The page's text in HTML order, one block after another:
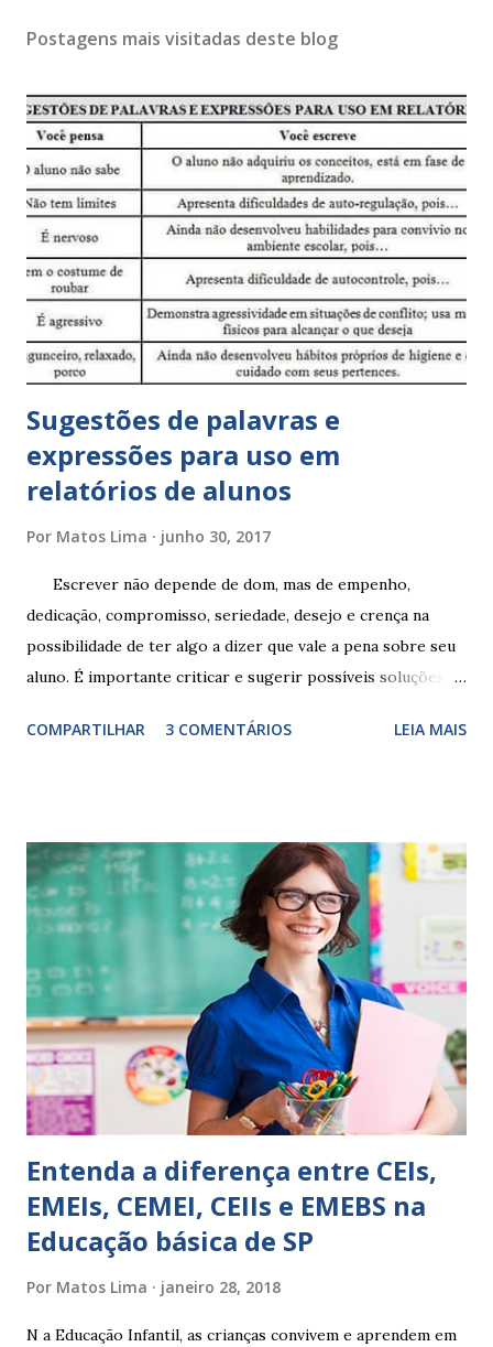
Postagens mais visitadas deste blog
Sugestões de palavras e
expressões para uso em
relatórios de alunos
Por Matos Lima junho 30, 2017
Escrever não depende de dom, mas de empenho,
dedicação, compromisso, seriedade, desejo e crença na
possibilidade de ter algo a dizer que vale a pena sobre seu
aluno. É importante criticar e sugerir possíveis soluções.
exercitação. E encontrar a melhor maneira de expressar o
sempre as intervenções feitas para ações apresentadas,
isso ressalta trabalho. SUGESTÕES DE PALAVRAS E
EXPRESSÕES PARA USO EM RELATÓRIOS Você pensa Você
escreve O aluno não sabe O aluno não adquiriu os
conceitos, está em fase de aprendizado. Não tem limites
Apresenta dificuldades de auto-regulação, pois… É nervoso
Ainda não desenvolveu habilidades para convívio no
ambiente...
COMPARTILHAR 3 COMENTÁRIOS LEIA MAIS
Entenda a diferença entre CEIs,
EMEIs, CEMEI, CEIIs e EMEBS na
Educação básica de SP
Por Matos Lima janeiro 28, 2018
N a Educação Infantil, as crianças convivem e aprendem em